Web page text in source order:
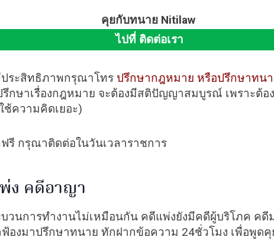
คุยกับทนาย Nitilaw
ไปที่ ติดต่อเรา
ประสิทธิภาพกรุณาโทร ปรึกษากฎหมาย หรือปรึกษาทนา
กษาเรื่องกฎหมาย จะต้องมีสติปัญญาสมบูรณ์ เพราะต้
ช้ความคิดเยอะ)
รี กรุณาติดต่อในวันเวลาราชการ
ง คดีอาญา
วนการทำงานไม่เหมือนกัน คดีแพ่งยังมีคดีผู้บริโภค คดี
องมาปรึกษาทนาย ทักฝากข้อความ 24ชั่วโมง เพื่อพูด